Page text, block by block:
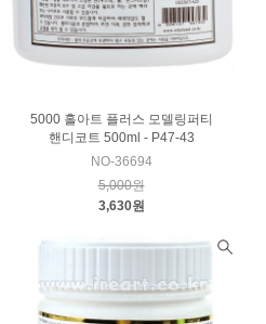
5000 홀아트 플러스 모델링퍼티
핸디코트 500ml - P47-43
NO-36694
5,000원
3,630원